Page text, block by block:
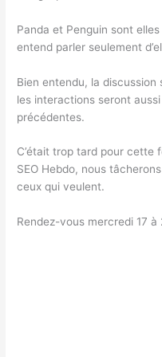
Panda et Penguin sont
entend parler seulement
Bien entendu, la discussion
les interactions seront
précédentes.
C’était trop tard pour cette
SEO Hebdo, nous
ceux qui veulent.
Rendez-vous mercredi 17 à